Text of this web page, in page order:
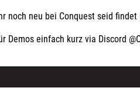
noch neu bei Conquest seid
Demos einfach kurz via Discord